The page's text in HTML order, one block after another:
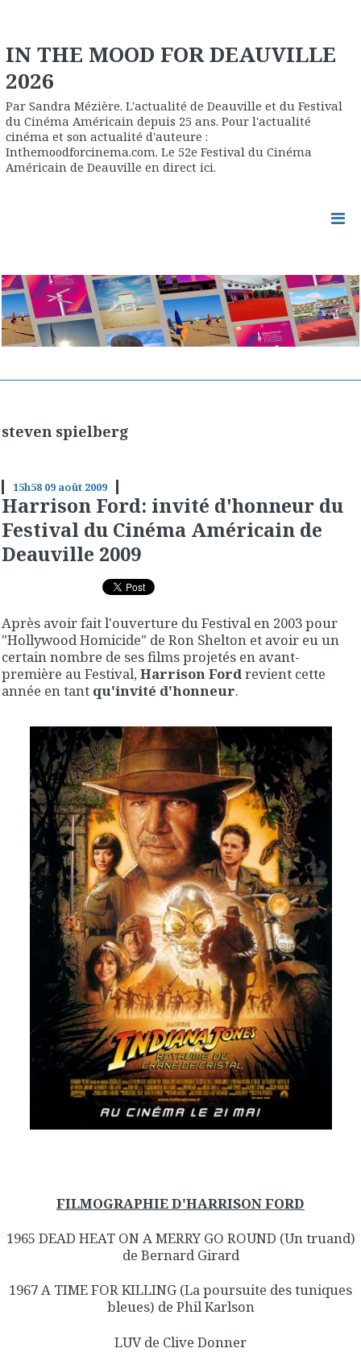
IN THE MOOD FOR DEAUVILLE
2026
Par Sandra Mézière. L'actualité de Deauville et du Festival
du Cinéma Américain depuis 25 ans. Pour l'actualité
cinéma et son actualité d'auteure :
Inthemoodforcinema.com. Le 52e Festival du Cinéma
Américain de Deauville en direct ici.
steven spielberg
15h58 09 août 2009
Harrison Ford: invité d'honneur du
Festival du Cinéma Américain de
Deauville 2009
Après avoir fait l'ouverture du Festival en 2003 pour
"Hollywood Homicide" de Ron Shelton et avoir eu un
certain nombre de ses films projetés en avant-
première au Festival,Harrison Fordrevient cette
année en tant qu'invité d'honneur.
FILMOGRAPHIE D'HARRISON FORD
1965 DEAD HEAT ON A MERRY GO ROUND (Un truand)
de Bernard Girard
1967 A TIME FOR KILLING (La poursuite des tuniques
bleues) de Phil Karlson
LUV de Clive Donner